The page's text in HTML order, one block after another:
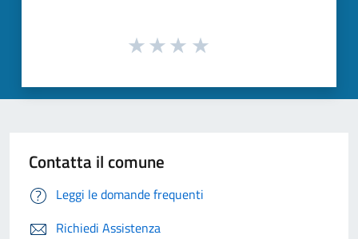
Contatta il comune
Leggi le domande frequenti
Richiedi Assistenza